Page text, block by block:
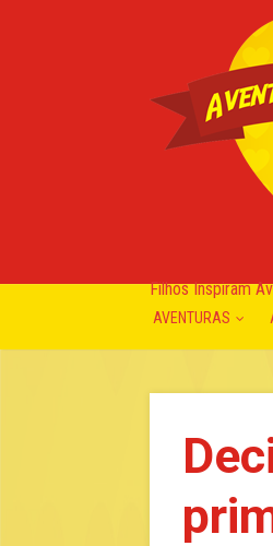
Filhos Inspiram
AVENTURAS